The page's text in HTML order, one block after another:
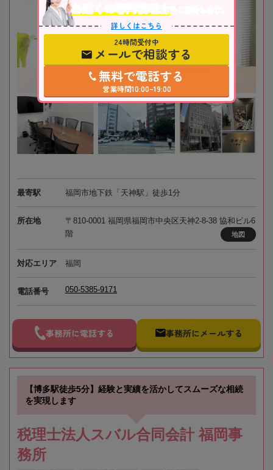
最寄駅 福岡市地下鉄「天神駅」徒歩1分
所在地
〒810-0001 福岡県福岡市中央区天神2-8-38 協和ビル6
階
地図
対応エリア 福岡
電話番号 050-5385-9171
事務所に電話する 事務所にメールする
【博多駅徒歩5分】経験と実績を活かしてスムーズな相続
を実現します
税理士法人スバル合同会計 福岡事
務所
お近くの専門税理士
をご紹介します。
詳しくはこちら
24時間受付中
メールで相談する
無料で電話する
営業時間10:00~19:00